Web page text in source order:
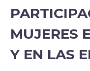
MUJERES
Y EN LAS